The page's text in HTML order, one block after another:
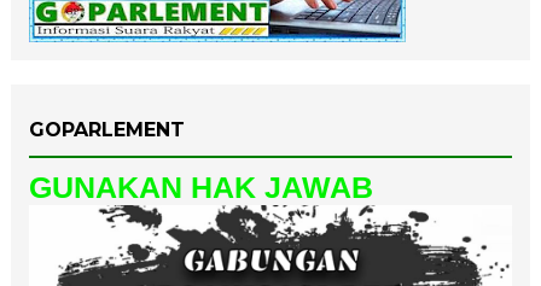
GOPARLEMENT
GUNAKAN HAK JAWAB